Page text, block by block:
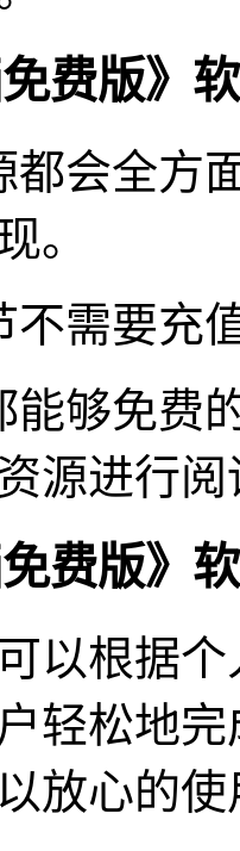
免费版》
都会全方
。
不需要充
能够免费
源进行阅
免费版》
以根据
轻松地
放心的